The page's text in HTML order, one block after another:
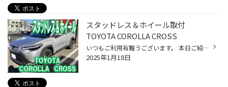
スタッドレス＆ホイール取付
TOYOTA COROLLA CROSS
いつもご利用有難うございます。 本日ご紹介はコチラ。 トヨタ カローラクロスです。 スタッドレスタイヤとホイールのセットをお求めいただけました。 ホイール：トップランVR5 17x7.0J +38 5H/114.3 タイヤ：ブリヂストン ブリザックVRX3 215/60R17 マッチングもバッチリ。 夏タイヤは保管サービス...
2025年1月18日